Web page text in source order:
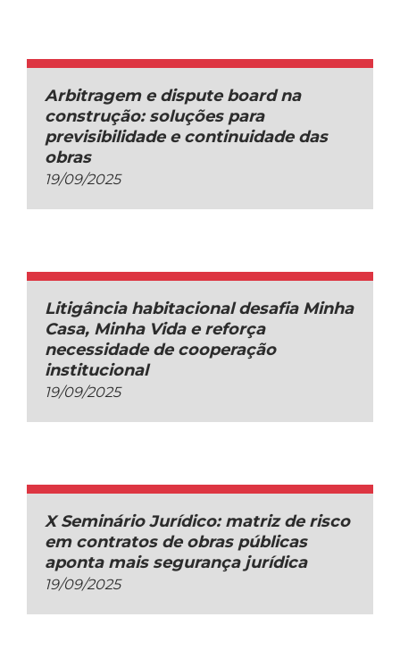
Arbitragem e dispute board na
construção: soluções para
previsibilidade e continuidade das
obras
19/09/2025
Litigância habitacional desafia Minha
Casa, Minha Vida e reforça
necessidade de cooperação
institucional
19/09/2025
X Seminário Jurídico: matriz de risco
em contratos de obras públicas
aponta mais segurança jurídica
19/09/2025